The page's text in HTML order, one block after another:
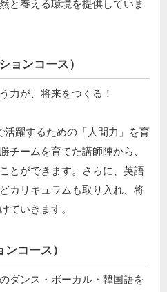
と養える環境を提供していま
ョンコース）
力が、将来をつくる！
活躍するための「人間力」を育
チームを育てた講師陣から、
とができます。さらに、英語
カリキュラムも取り入れ、将
ていきます。
コース）
ダンス・ボーカル・韓国語を